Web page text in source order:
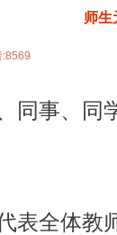
师生
:8569
事、同
全体教师